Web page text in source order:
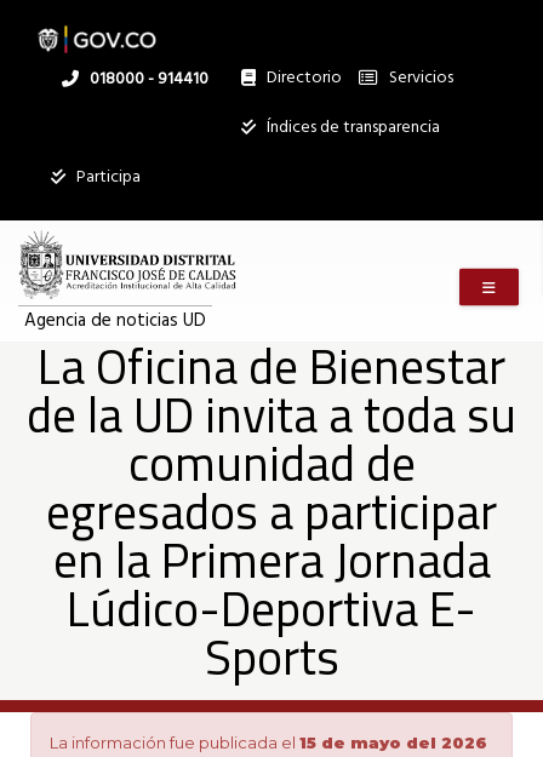
La
Oficina
de
Bienestar
de
la
UD
invita
toda
contenido
Linea
018000 - 914410 Directorio
Institucional
Servicios
Índices de transparencia
Participa
Agencia de noticias UD
La Oficina de Bienestar
de la UD invita a toda su
comunidad de
egresados a participar
en la Primera Jornada
Lúdico-Deportiva E-
Sports
La información fue publicada el 15 de mayo del 2026